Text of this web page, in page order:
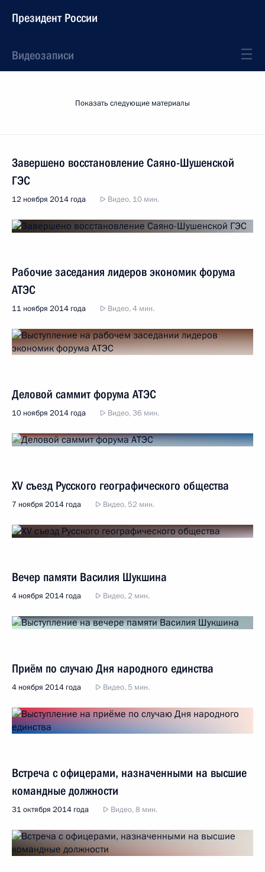
Президент России
Видеозаписи
Показать следующие материалы
Завершено восстановление Саяно-Шушенской
ГЭС
12 ноября 2014 года Видео, 10 мин.
Рабочие заседания лидеров экономик форума
АТЭС
11 ноября 2014 года Видео, 4 мин.
Деловой саммит форума АТЭС
10 ноября 2014 года Видео, 36 мин.
XV съезд Русского географического общества
7 ноября 2014 года Видео, 52 мин.
Вечер памяти Василия Шукшина
4 ноября 2014 года Видео, 2 мин.
Приём по случаю Дня народного единства
4 ноября 2014 года Видео, 5 мин.
Встреча с офицерами, назначенными на высшие
командные должности
31 октября 2014 года Видео, 8 мин.